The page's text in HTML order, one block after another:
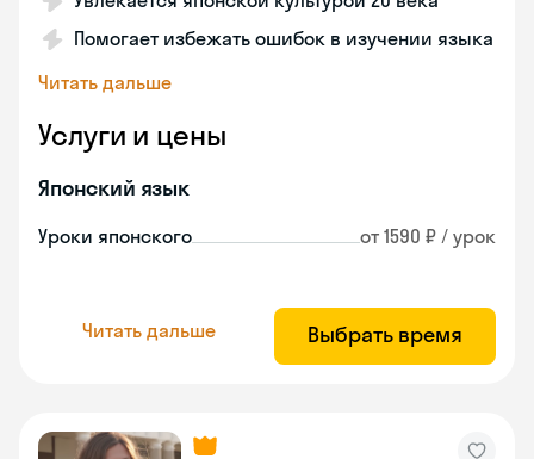
Помогает избежать ошибок в изучении языка
Читать дальше
Услуги и цены
Японский язык
Уроки японского от 1590 ₽ / урок
Читать дальше Выбрать время